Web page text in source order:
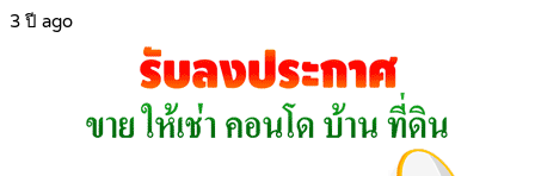
3 ปี ago